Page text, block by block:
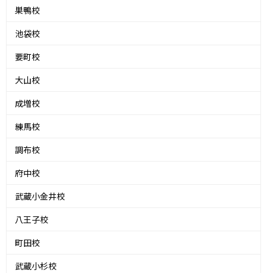
巣鴨校
池袋校
要町校
大山校
成増校
練馬校
調布校
府中校
武蔵小金井校
八王子校
町田校
武蔵小杉校